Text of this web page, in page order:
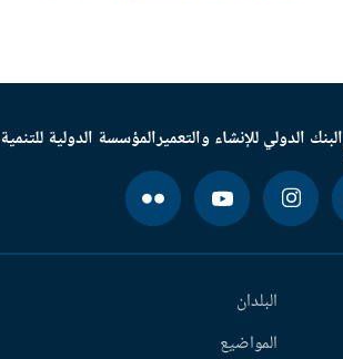
البنك الدولي للإنشاء والتعميرالمؤسسة الدولية للتنمية
البلدان
المواضيع